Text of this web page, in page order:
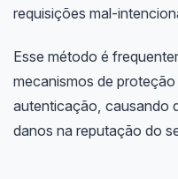
requisições mal-
Esse método é
mecanismos de
autenticação, causando
danos na reputação do